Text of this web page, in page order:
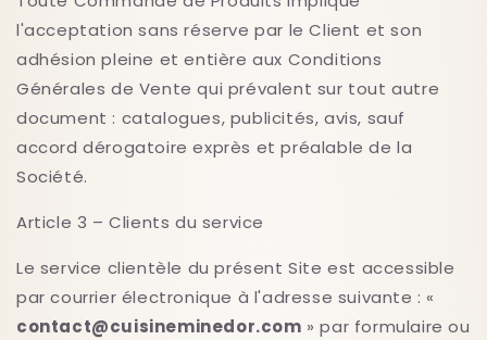
l'acceptation sans réserve par le Client et son
adhésion pleine et entière aux Conditions
Générales de Vente qui prévalent sur tout autre
document : catalogues, publicités, avis, sauf
accord dérogatoire exprès et préalable de la
Société.
Article 3 – Clients du service
Le service clientèle du présent Site est accessible
par courrier électronique à l'adresse suivante : «
contact@cuisineminedor.com » par formulaire ou